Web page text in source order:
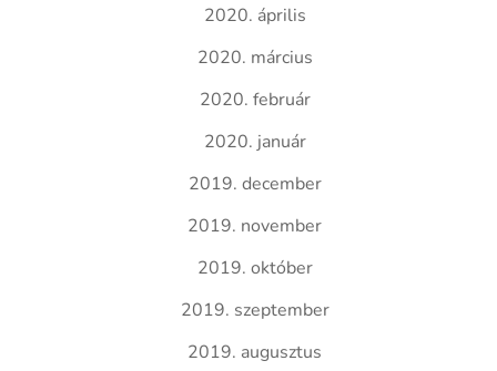
2020. április
2020. március
2020. február
2020. január
2019. december
2019. november
2019. október
2019. szeptember
2019. augusztus